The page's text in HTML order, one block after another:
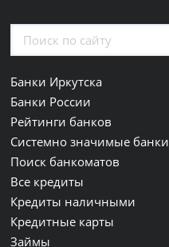
Банки Иркутска
Банки России
Рейтинги банков
Системно значимые банки
Поиск банкоматов
Все кредиты
Кредиты наличными
Кредитные карты
Займы